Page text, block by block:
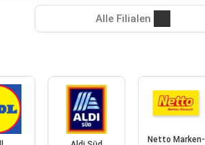
Alle Filialen
Netto Marken-